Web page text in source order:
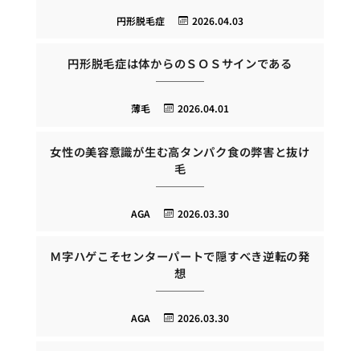
2026.04.03
円形脱毛症
円形脱毛症は体からのＳＯＳサインである
2026.04.01
薄毛
女性の美容意識が生む高タンパク食の弊害と抜け
毛
2026.03.30
AGA
Ｍ字ハゲこそセンターパートで隠すべき逆転の発
想
2026.03.30
AGA